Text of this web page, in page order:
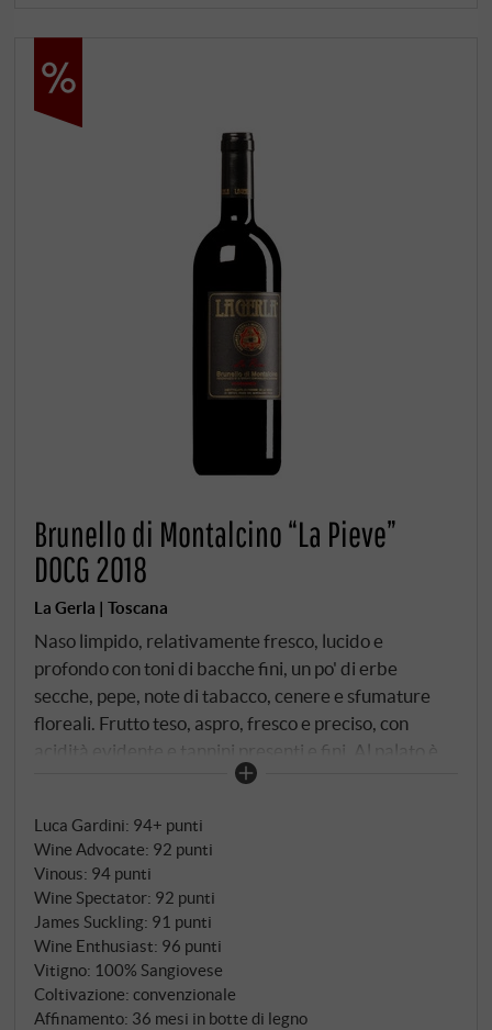
Brunello di Montalcino “La Pieve”
DOCG 2018
La Gerla | Toscana
Naso limpido, relativamente fresco, lucido e
profondo con toni di bacche fini, un po' di erbe
secche, pepe, note di tabacco, cenere e sfumature
floreali. Frutto teso, aspro, fresco e preciso, con
acidità evidente e tannini presenti e fini. Al palato è
denso e persistente, con tracce di fumo, erbe secche,
potenza, stile elegante con una nota di cioccolato
amaro, ottimo finale teso e sapido.
Luca Gardini: 94+ punti
Wine Advocate: 92 punti
Vinous: 94 punti
Wine Spectator: 92 punti
James Suckling: 91 punti
Wine Enthusiast: 96 punti
Vitigno: 100% Sangiovese
Coltivazione: convenzionale
Affinamento: 36 mesi in botte di legno